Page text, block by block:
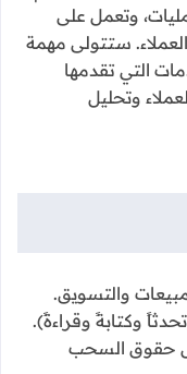
وتعمل على
ستتولى مهمة
التي تقدمها
وتحليل
والتسويق.
وكتابةً وقراءةً).
حقوق السحب